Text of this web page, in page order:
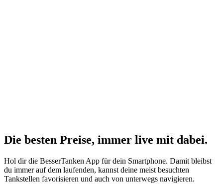
Die besten Preise, immer live mit dabei.
Hol dir die BesserTanken App für dein Smartphone. Damit bleibst
du immer auf dem laufenden, kannst deine meist besuchten
Tankstellen favorisieren und auch von unterwegs navigieren.